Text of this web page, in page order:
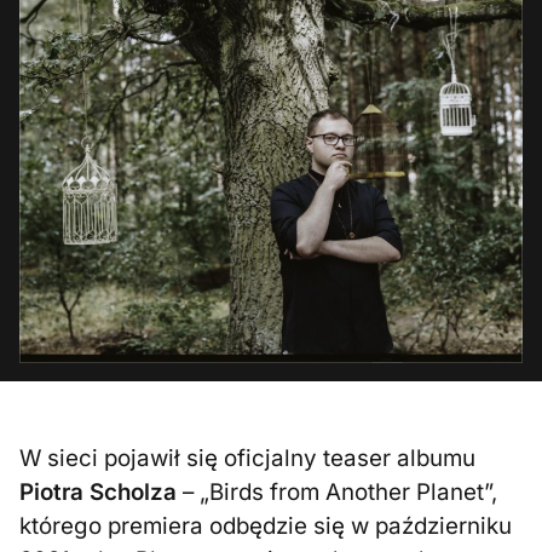
W sieci pojawił się oficjalny teaser albumu
Piotra Scholza – „Birds from Another Planet”,
którego premiera odbędzie się w październiku